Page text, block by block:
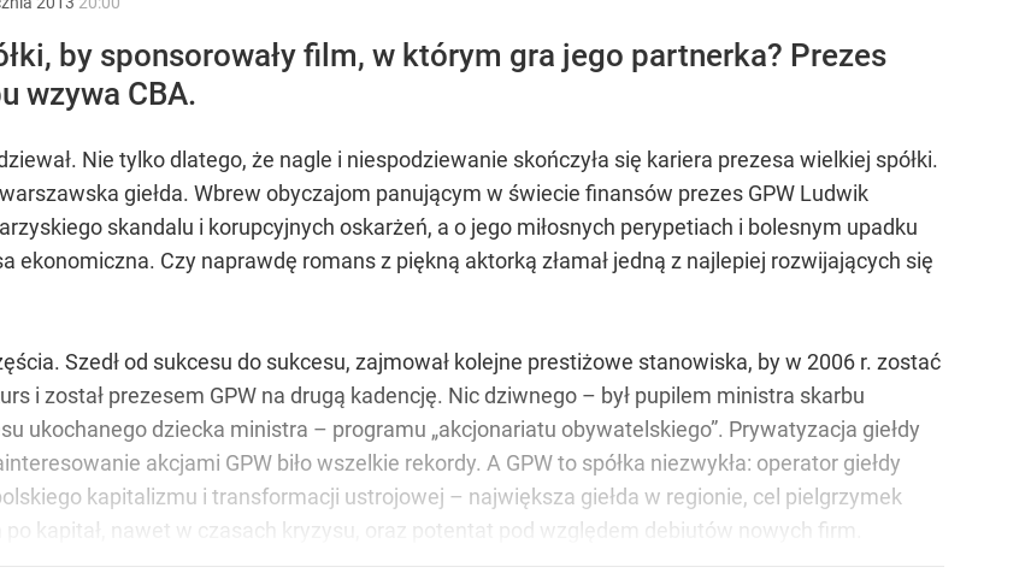
by sponsorowały film, w którym gra jego partnerka? Prezes
wzywa CBA.
Nie tylko dlatego, że nagle i niespodziewanie skończyła się kariera prezesa wielkiej spółki.
giełda. Wbrew obyczajom panującym w świecie finansów prezes GPW Ludwik
skandalu i korupcyjnych oskarżeń, a o jego miłosnych perypetiach i bolesnym upadku
ekonomiczna. Czy naprawdę romans z piękną aktorką złamał jedną z najlepiej rozwijających się
Szedł od sukcesu do sukcesu, zajmował kolejne prestiżowe stanowiska, by w 2006 r. zostać
i został prezesem GPW na drugą kadencję. Nic dziwnego – był pupilem ministra skarbu
ukochanego dziecka ministra – programu „akcjonariatu obywatelskiego”. Prywatyzacja giełdy
akcjami GPW biło wszelkie rekordy. A GPW to spółka niezwykła: operator giełdy
kapitalizmu i transformacji ustrojowej – największa giełda w regionie, cel pielgrzymek
kapitał, nawet w czasach kryzysu, oraz potentat pod względem debiutów nowych firm.